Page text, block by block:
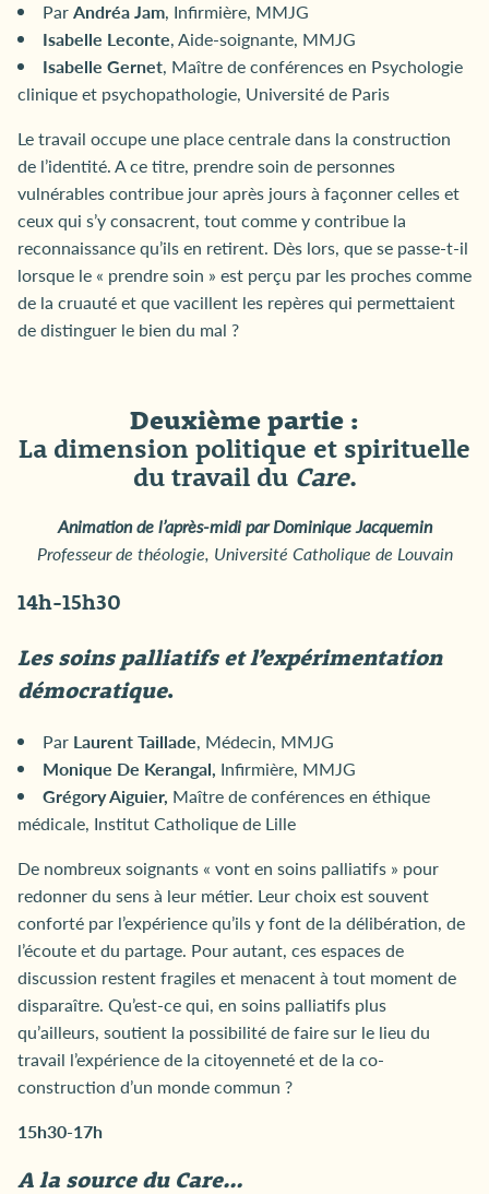
ParAndréa Jam, Infirmière, MMJG
Isabelle Leconte, Aide-soignante, MMJG
Isabelle Gernet, Maître de conférences en Psychologie
clinique et psychopathologie, Université de Paris
Le travail occupe une place centrale dans la construction
de l’identité. A ce titre, prendre soin de personnes
vulnérables contribue jour après jours à façonner celles et
ceux qui s’y consacrent, tout comme y contribue la
reconnaissance qu’ils en retirent. Dès lors, que se passe-t-il
lorsque le « prendre soin » est perçu par les proches comme
de la cruauté et que vacillent les repères qui permettaient
de distinguer le bien du mal ?
Deuxième partie :
La dimension politique et spirituelle
du travail du Care.
Animation de l’après-midi par Dominique Jacquemin
Professeur de théologie, Université Catholique de Louvain
14h-15h30
Les soins palliatifs et l’expérimentation
démocratique.
Par Laurent Taillade, Médecin, MMJG
Monique De Kerangal, Infirmière, MMJG
Grégory Aiguier, Maître de conférences en éthique
médicale, Institut Catholique de Lille
De nombreux soignants « vont en soins palliatifs » pour
redonner du sens à leur métier. Leur choix est souvent
conforté par l’expérience qu’ils y font de la délibération, de
l’écoute et du partage. Pour autant, ces espaces de
discussion restent fragiles et menacent à tout moment de
disparaître. Qu’est-ce qui, en soins palliatifs plus
qu’ailleurs, soutient la possibilité de faire sur le lieu du
travail l’expérience de la citoyenneté et de la co-
construction d’un monde commun ?
15h30-17h
A la source du Care…